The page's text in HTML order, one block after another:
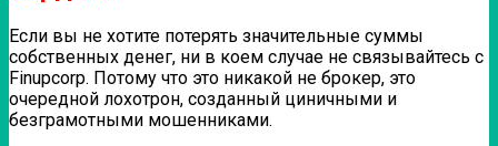
Если вы не хотите потерять значительные суммы
собственных денег, ни в коем случае не связывайтесь с
Finupcorp. Потому что это никакой не брокер, это
очередной лохотрон, созданный циничными и
безграмотными мошенниками.